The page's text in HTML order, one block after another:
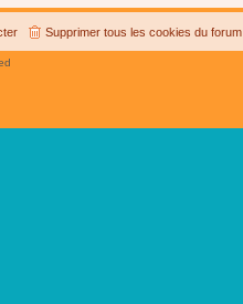
Supprimer tous les cookies du forum